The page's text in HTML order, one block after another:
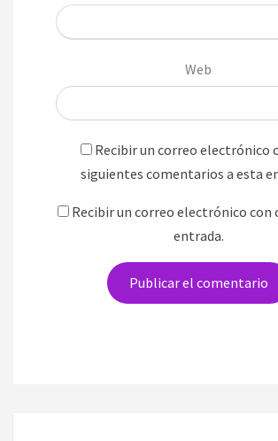
Web
Recibir un correo electrónico
siguientes comentarios a esta
Recibir un correo electrónico con
entrada.